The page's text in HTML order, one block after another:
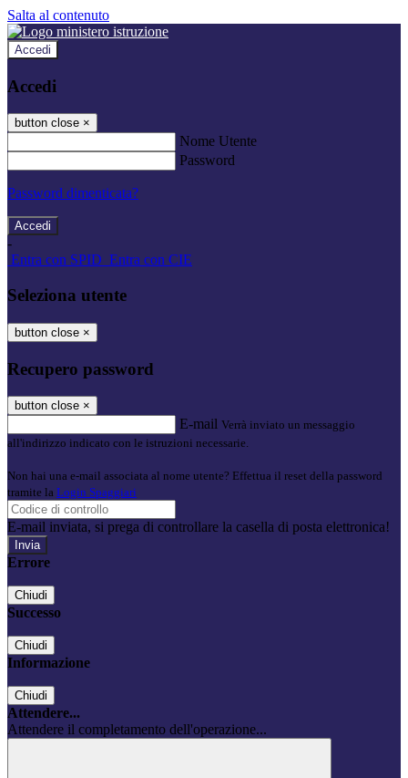
Salta al contenuto
Accedi
Accedi
button close ×
Nome Utente
Password
Password dimenticata?
-
Entra con SPID Entra con CIE
Seleziona utente
button close ×
Recupero password
button close ×
E-mail Verrà inviato un messaggio
all'indirizzo indicato con le istruzioni necessarie.
Non hai una e-mail associata al nome utente? Effettua il reset della password
tramite la Login Spaggiari
E-mail inviata, si prega di controllare la casella di posta elettronica!
Errore
Chiudi
Successo
Chiudi
Informazione
Chiudi
Attendere...
Attendere il completamento dell'operazione...